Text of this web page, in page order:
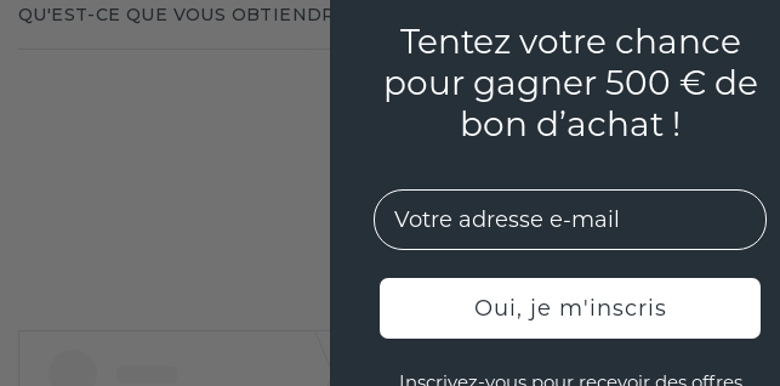
QU'EST-CE QUE VOUS OBTIENDREZ ?
Tentez votre chance
pour gagner 500 € de
bon d’achat !
EMail
Oui, je m'inscris